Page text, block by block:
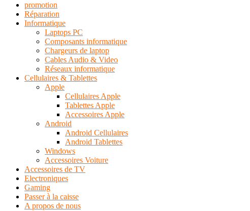
promotion
Réparation
Informatique
Laptops PC
Composants informatique
Chargeurs de laptop
Cables Audio & Video
Réseaux informatique
Cellulaires & Tablettes
Apple
Cellulaires Apple
Tablettes Apple
Accessoires Apple
Android
Android Cellulaires
Android Tablettes
Windows
Accessoires Voiture
Accessoires de TV
Electroniques
Gaming
Passer à la caisse
A propos de nous